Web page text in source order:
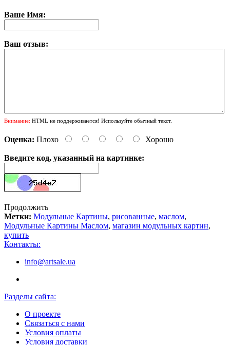
Ваше Имя:
Ваш отзыв:
Внимание: HTML не поддерживается! Используйте обычный текст.
Оценка: Плохо Хорошо
Введите код, указанный на картинке:
Продолжить
Метки: Модульные Картины, рисованные, маслом,
Модульные Картины Маслом, магазин модульных картин,
купить
Контакты:
info@artsale.ua
Разделы сайта:
О проекте
Связаться с нами
Условия оплаты
Условия доставки